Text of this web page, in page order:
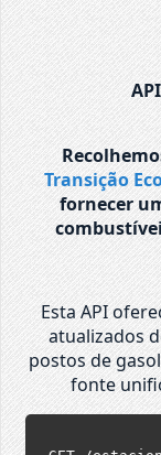
Transição
fornecer
Esta API
atualizados
postos de
fonte